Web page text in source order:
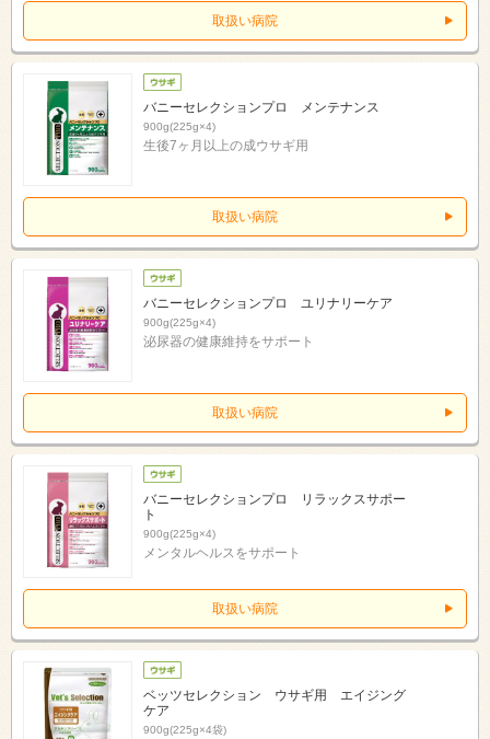
取扱い病院
バニーセレクションプロ メンテナンス
900g(225g×4)
生後7ヶ月以上の成ウサギ用
取扱い病院
バニーセレクションプロ ユリナリーケア
900g(225g×4)
泌尿器の健康維持をサポート
取扱い病院
バニーセレクションプロ リラックスサポー
ト
900g(225g×4)
メンタルヘルスをサポート
取扱い病院
ベッツセレクション ウサギ用 エイジング
ケア
900g(225g×4袋)